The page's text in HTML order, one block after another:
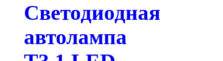
Светодиодная
автолампа